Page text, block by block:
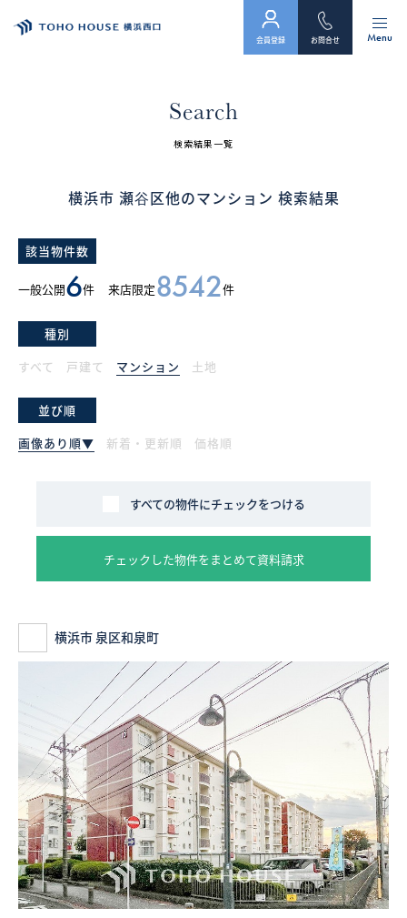
会社案内
お客様の声
お知らせ
採用情報
お気に入り物件一覧
サイトマップ
お気に入り物件一覧
What’s MIRAKARE
スペシャルムービーを見る
Menu
お問合せ
会員登録
Search
検索結果一覧
横浜市 瀬谷区他のマンション 検索結果
該当物件数
一般公開6件 来店限定8542件
種別
すべて
戸建て マンション 土地
並び順
画像あり順▼
新着・更新順 価格順
すべての物件にチェックをつける
チェックした物件をまとめて資料請求
横浜市 泉区和泉町